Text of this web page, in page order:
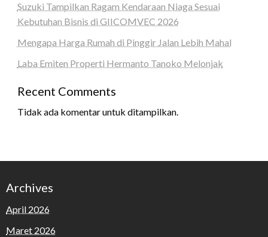
Suzuki Tampilkan Ragam Kendaraan Niaga Sesuai
Kebutuhan Bisnis di GIICOMVEC 2026
Mengapa Harga Rumah di Pinggir Jalan Lebih Mahal
Laba Emiten Properti Hermanto Tanoko Melonjak
Recent Comments
Tidak ada komentar untuk ditampilkan.
Archives
April 2026
Maret 2026